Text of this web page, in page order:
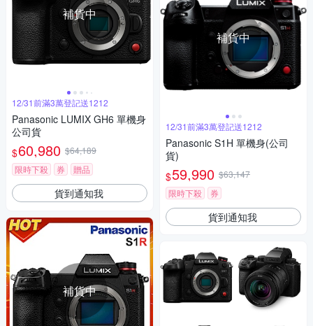
補貨中
12/31前滿3萬登記送1212
Panasonic LUMIX GH6 單機身
公司貨
$60,980 $64,189
限時下殺
券 贈品
貨到通知我
補貨中
補貨中
12/31前滿3萬登記送1212
Panasonic S1H 單機身(公司
貨)
$59,990 $63,147
限時下殺
券
貨到通知我